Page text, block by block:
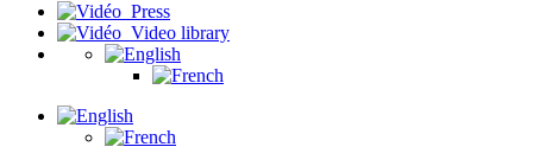
Press
Video library